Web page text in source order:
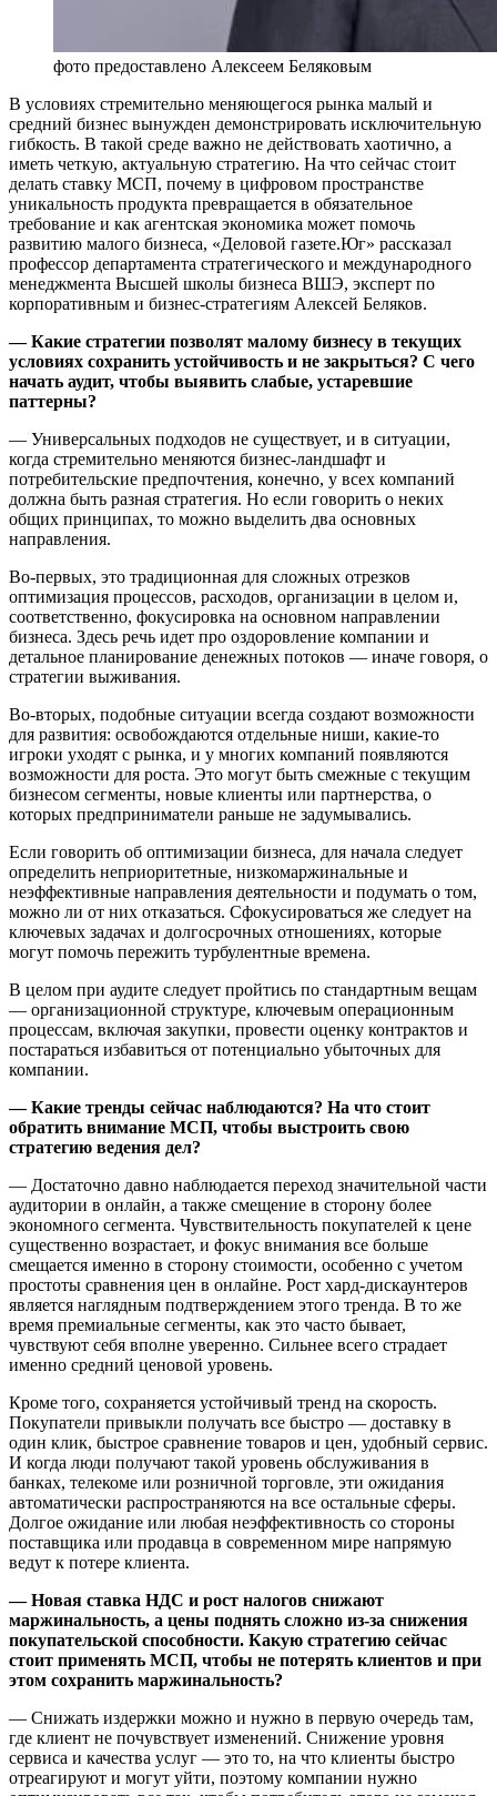
фото предоставлено Алексеем Беляковым
В условиях стремительно меняющегося рынка малый и
средний бизнес вынужден демонстрировать исключительную
гибкость. В такой среде важно не действовать хаотично, а
иметь четкую, актуальную стратегию. На что сейчас стоит
делать ставку МСП, почему в цифровом пространстве
уникальность продукта превращается в обязательное
требование и как агентская экономика может помочь
развитию малого бизнеса, «Деловой газете.Юг» рассказал
профессор департамента стратегического и международного
менеджмента Высшей школы бизнеса ВШЭ, эксперт по
корпоративным и бизнес-стратегиям Алексей Беляков.
— Какие стратегии позволят малому бизнесу в текущих
условиях сохранить устойчивость и не закрыться? С чего
начать аудит, чтобы выявить слабые, устаревшие
паттерны?
— Универсальных подходов не существует, и в ситуации,
когда стремительно меняются бизнес-ландшафт и
потребительские предпочтения, конечно, у всех компаний
должна быть разная стратегия. Но если говорить о неких
общих принципах, то можно выделить два основных
направления.
Во-первых, это традиционная для сложных отрезков
оптимизация процессов, расходов, организации в целом и,
соответственно, фокусировка на основном направлении
бизнеса. Здесь речь идет про оздоровление компании и
детальное планирование денежных потоков — иначе говоря, о
стратегии выживания.
Во-вторых, подобные ситуации всегда создают возможности
для развития: освобождаются отдельные ниши, какие-то
игроки уходят с рынка, и у многих компаний появляются
возможности для роста. Это могут быть смежные с текущим
бизнесом сегменты, новые клиенты или партнерства, о
которых предприниматели раньше не задумывались.
Если говорить об оптимизации бизнеса, для начала следует
определить неприоритетные, низкомаржинальные и
неэффективные направления деятельности и подумать о том,
можно ли от них отказаться. Сфокусироваться же следует на
ключевых задачах и долгосрочных отношениях, которые
могут помочь пережить турбулентные времена.
В целом при аудите следует пройтись по стандартным вещам
— организационной структуре, ключевым операционным
процессам, включая закупки, провести оценку контрактов и
постараться избавиться от потенциально убыточных для
компании.
— Какие тренды сейчас наблюдаются? На что стоит
обратить внимание МСП, чтобы выстроить свою
стратегию ведения дел?
— Достаточно давно наблюдается переход значительной части
аудитории в онлайн, а также смещение в сторону более
экономного сегмента. Чувствительность покупателей к цене
существенно возрастает, и фокус внимания все больше
смещается именно в сторону стоимости, особенно с учетом
простоты сравнения цен в онлайне. Рост хард-дискаунтеров
является наглядным подтверждением этого тренда. В то же
время премиальные сегменты, как это часто бывает,
чувствуют себя вполне уверенно. Сильнее всего страдает
именно средний ценовой уровень.
Кроме того, сохраняется устойчивый тренд на скорость.
Покупатели привыкли получать все быстро — доставку в
один клик, быстрое сравнение товаров и цен, удобный сервис.
И когда люди получают такой уровень обслуживания в
банках, телекоме или розничной торговле, эти ожидания
автоматически распространяются на все остальные сферы.
Долгое ожидание или любая неэффективность со стороны
поставщика или продавца в современном мире напрямую
ведут к потере клиента.
— Новая ставка НДС и рост налогов снижают
маржинальность, а цены поднять сложно из-за снижения
покупательской способности. Какую стратегию сейчас
стоит применять МСП, чтобы не потерять клиентов и при
этом сохранить маржинальность?
— Снижать издержки можно и нужно в первую очередь там,
где клиент не почувствует изменений. Снижение уровня
сервиса и качества услуг — это то, на что клиенты быстро
отреагируют и могут уйти, поэтому компании нужно